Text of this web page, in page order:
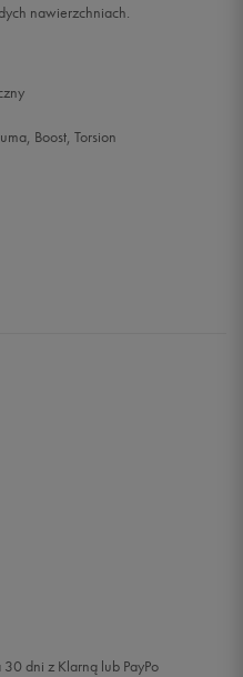
nawierzchniach.
Boost, Torsion
30 dni z Klarną lub PayPo